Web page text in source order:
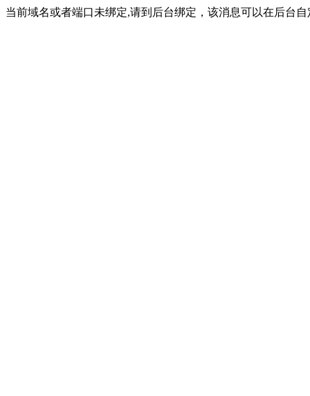
当前域名或者端口未绑定,请到后台绑定，该消息可以在后台自